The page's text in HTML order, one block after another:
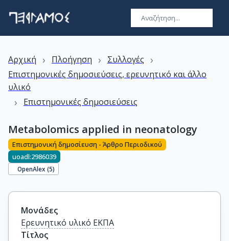
Αρχική › Πλοήγηση › Συλλογές ›
Επιστημονικές δημοσιεύσεις, ερευνητικό και άλλο
υλικό
› Επιστημονικές δημοσιεύσεις
Metabolomics applied in neonatology
Επιστημονική δημοσίευση - Άρθρο Περιοδικού
uoadl:2986039
OpenAlex (5)
Μονάδες
Ερευνητικό υλικό ΕΚΠΑ
Τίτλος